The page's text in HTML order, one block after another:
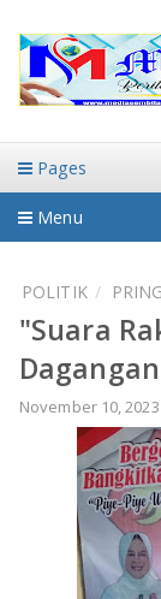
Pages
Menu
DAERAH
NASIONAL
DAERAH
BANDAR
METRO
HUKUM-KRIMINAL
PENDIDIKAN
OLAHRAGA
POLITIK
"Suara
November 10, 2023